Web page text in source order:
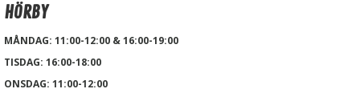
HÖRBY
MÅNDAG: 11:00-12:00 & 16:00-19:00
TISDAG: 16:00-18:00
ONSDAG: 11:00-12:00